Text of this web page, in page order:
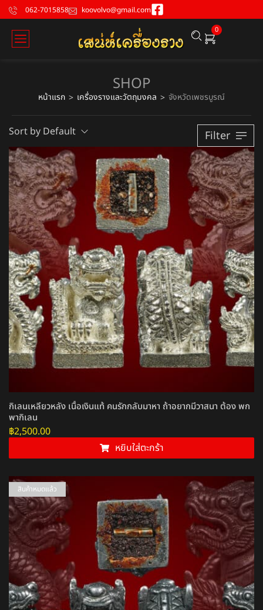
062-7015858 koovolvo@gmail.com
0
SHOP
หน้าแรก > เครื่องรางและวัตถุมงคล > จังหวัดเพชรบูรณ์
Sort by Default Filter
กิเลนเหลียวหลัง เนื้อเงินแท้ คนรักกลับมาหา ถ้าอยากมีวาสนา ต้อง พก
พากิเลน
฿2,500.00
หยิบใส่ตะกร้า
สินค้าหมดแล้ว